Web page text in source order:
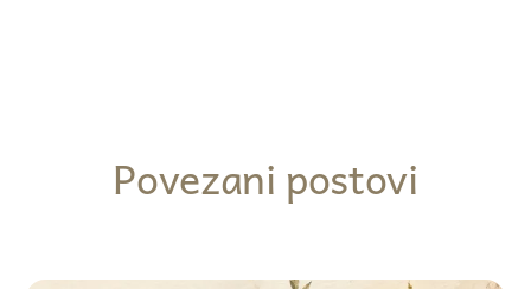
Povezani postovi